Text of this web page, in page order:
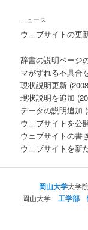
ニュース
ウェブサイトの更
辞書の説明ページ
マがずれる不具合
現状説明更新
現状説明を追加
データの説明追加
ウェブサイトを公
ウェブサイトの書
ウェブサイトを
岡山大学大学
岡山大学 工学部